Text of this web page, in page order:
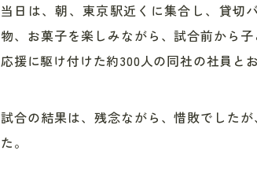
当日は、朝、東京駅近くに集合し、貸切
物、お菓子を楽しみながら、試合前から
応援に駆け付けた約300人の同社の社員と
試合の結果は、残念ながら、惜敗でした
た。